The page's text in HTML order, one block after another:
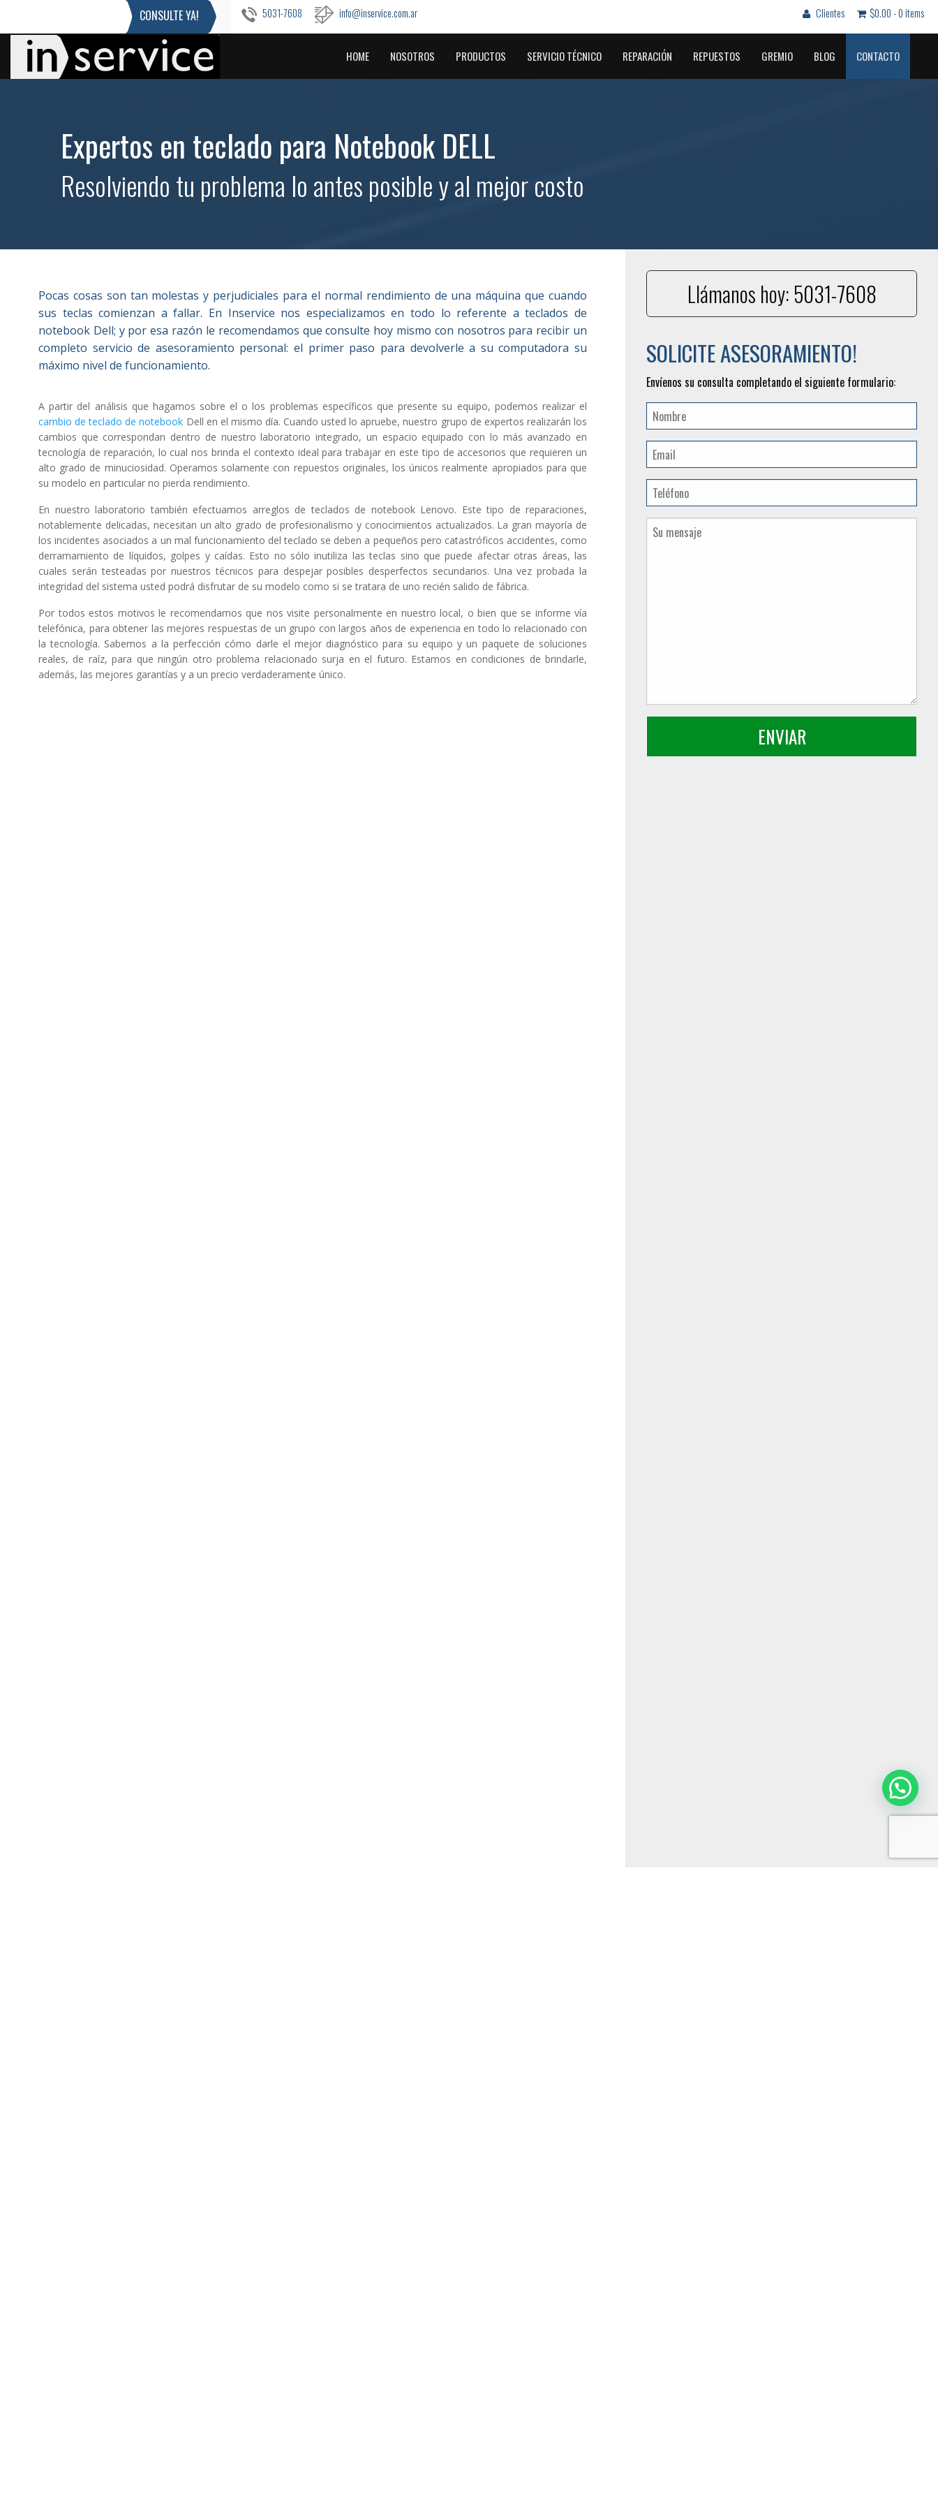
CONSULTE YA! 5031-7608 info@inservice.com.ar Clientes $0.00 -0 items
HOME NOSOTROS PRODUCTOS SERVICIO TÉCNICO REPARACIÓN REPUESTOS GREMIO BLOG CONTACTO
Expertos en teclado para Notebook DELL
Resolviendo tu problema lo antes posible y al mejor costo
Pocas cosas son tan molestas y perjudiciales para el normal rendimiento de una máquina que cuando
sus teclas comienzan a fallar. En Inservice nos especializamos en todo lo referente a teclados de
notebook Dell; y por esa razón le recomendamos que consulte hoy mismo con nosotros para recibir un
completo servicio de asesoramiento personal: el primer paso para devolverle a su computadora su
máximo nivel de funcionamiento.
A partir del análisis que hagamos sobre el o los problemas específicos que presente su equipo, podemos realizar el
cambio de teclado de notebook Dell en el mismo día. Cuando usted lo apruebe, nuestro grupo de expertos realizarán los
cambios que correspondan dentro de nuestro laboratorio integrado, un espacio equipado con lo más avanzado en
tecnología de reparación, lo cual nos brinda el contexto ideal para trabajar en este tipo de accesorios que requieren un
alto grado de minuciosidad. Operamos solamente con repuestos originales, los únicos realmente apropiados para que
su modelo en particular no pierda rendimiento.
En nuestro laboratorio también efectuamos arreglos de teclados de notebook Lenovo. Este tipo de reparaciones,
notablemente delicadas, necesitan un alto grado de profesionalismo y conocimientos actualizados. La gran mayoría de
los incidentes asociados a un mal funcionamiento del teclado se deben a pequeños pero catastróficos accidentes, como
derramamiento de líquidos, golpes y caídas. Esto no sólo inutiliza las teclas sino que puede afectar otras áreas, las
cuales serán testeadas por nuestros técnicos para despejar posibles desperfectos secundarios. Una vez probada la
integridad del sistema usted podrá disfrutar de su modelo como si se tratara de uno recién salido de fábrica.
Por todos estos motivos le recomendamos que nos visite personalmente en nuestro local, o bien que se informe vía
telefónica, para obtener las mejores respuestas de un grupo con largos años de experiencia en todo lo relacionado con
la tecnología. Sabemos a la perfección cómo darle el mejor diagnóstico para su equipo y un paquete de soluciones
reales, de raíz, para que ningún otro problema relacionado surja en el futuro. Estamos en condiciones de brindarle,
además, las mejores garantías y a un precio verdaderamente único.
Llámanos hoy: 5031-7608
SOLICITE ASESORAMIENTO!
Envíenos su consulta completando el siguiente formulario: